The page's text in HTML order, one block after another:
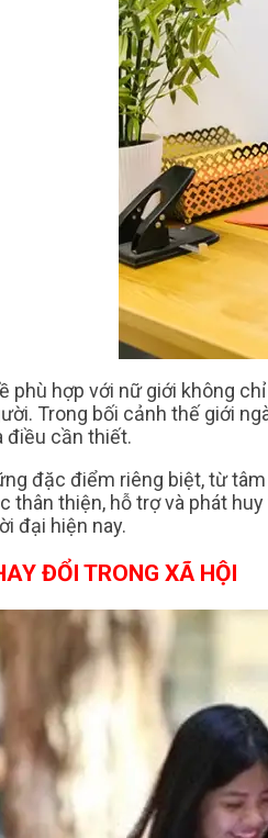
phù hợp với nữ giới không
Trong bối cảnh thế giới
điều cần thiết.
đặc điểm riêng biệt, từ
thân thiện, hỗ trợ và phát
đại hiện nay.
ĐỔI TRONG XÃ HỘI